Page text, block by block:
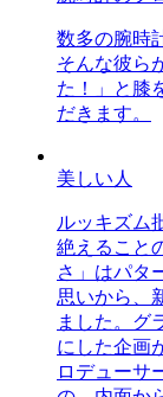
数多の腕時
そんな彼ら
た！」と膝
だきます。
美しい人
ルッキズム
絶えること
さ」はパタ
思いから、
ました。グ
にした企画
ロデューサ